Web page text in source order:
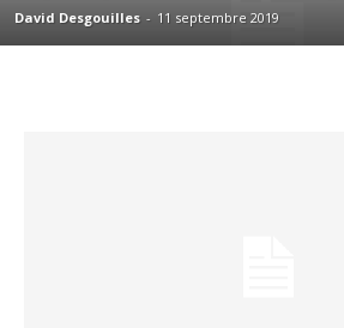
David Desgouilles - 11 septembre 2019